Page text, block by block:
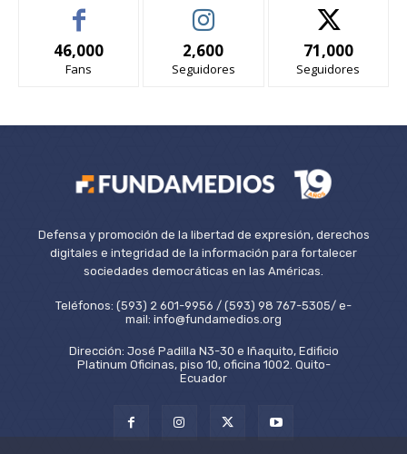
46,000
Fans
2,600
Seguidores
71,000
Seguidores
Defensa y promoción de la libertad de expresión, derechos
digitales e integridad de la información para fortalecer
sociedades democráticas en las Américas.
Teléfonos: (593) 2 601-9956 / (593) 98 767-5305/ e-
mail: info@fundamedios.org
Dirección: José Padilla N3-30 e Iñaquito, Edificio
Platinum Oficinas, piso 10, oficina 1002. Quito-
Ecuador